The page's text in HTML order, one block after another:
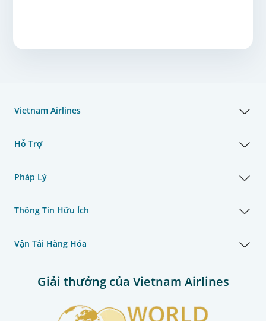
Vietnam Airlines
Hỗ Trợ
Pháp Lý
Thông Tin Hữu Ích
Vận Tải Hàng Hóa
Giải thưởng của Vietnam Airlines